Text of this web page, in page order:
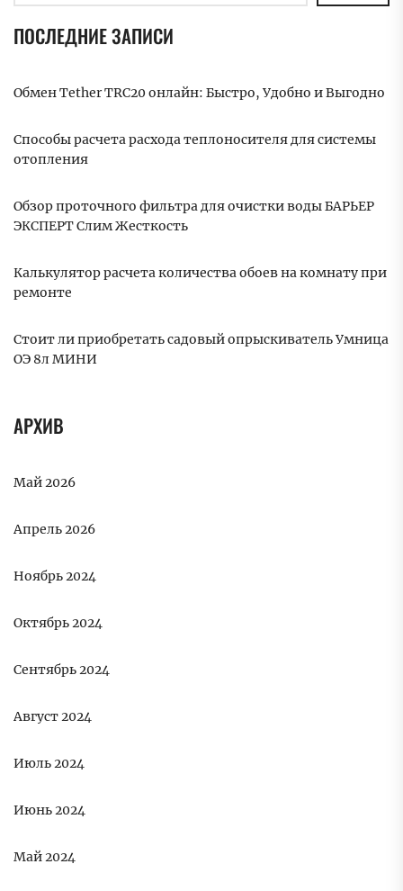
ПОСЛЕДНИЕ ЗАПИСИ
Обмен Tether TRC20 онлайн: Быстро, Удобно и Выгодно
Способы расчета расхода теплоносителя для системы
отопления
Обзор проточного фильтра для очистки воды БАРЬЕР
ЭКСПЕРТ Слим Жесткость
Калькулятор расчета количества обоев на комнату при
ремонте
Стоит ли приобретать садовый опрыскиватель Умница
ОЭ 8л МИНИ
АРХИВ
Май 2026
Апрель 2026
Ноябрь 2024
Октябрь 2024
Сентябрь 2024
Август 2024
Июль 2024
Июнь 2024
Май 2024